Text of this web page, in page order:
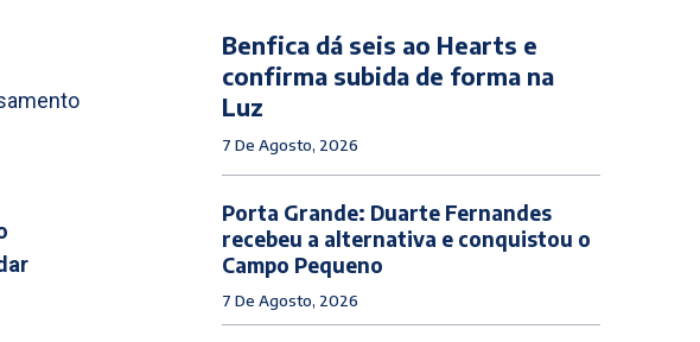
Benfica dá seis ao Hearts e
confirma subida de forma na
Luz
7 De Agosto, 2026
Porta Grande: Duarte Fernandes
recebeu a alternativa e conquistou o
Campo Pequeno
7 De Agosto, 2026